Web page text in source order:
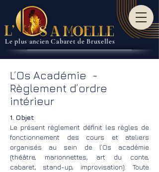
Le plus ancien Cabaret de Bruxelles
L’Os Académie -
Règlement d’ordre
intérieur
1. Objet
Le présent règlement définit les règles de
fonctionnement des cours et ateliers
organisés au sein de l’Os académie
(théâtre, marionnettes, art du conte,
cabaret, stand-up, improvisation). Toute